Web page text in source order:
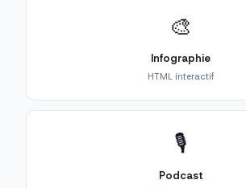
🎨
Infographie
HTML interactif
🎙️
Podcast